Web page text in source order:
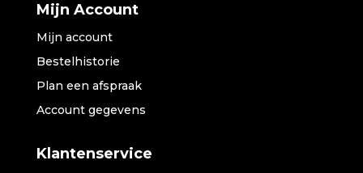
Mijn Account
Mijn account
Bestelhistorie
Plan een afspraak
Account gegevens
Klantenservice